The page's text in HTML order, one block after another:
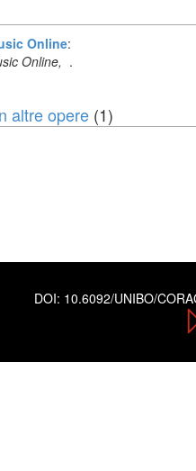
Online:
Online, .
altre opere (1)
DOI: 10.6092/UNIBO/